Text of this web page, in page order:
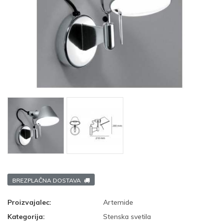
BREZPLAČNA DOSTAVA
Proizvajalec:
Artemide
Kategorija:
Stenska svetila